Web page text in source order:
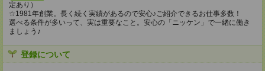
定あり）
☆1981年創業。長く続く実績があるので安心♪ご紹介できるお仕事多数！
選べる条件が多いって、実は重要なこと。安心の「ニッケン」で一緒に働き
ましょう♪
登録について